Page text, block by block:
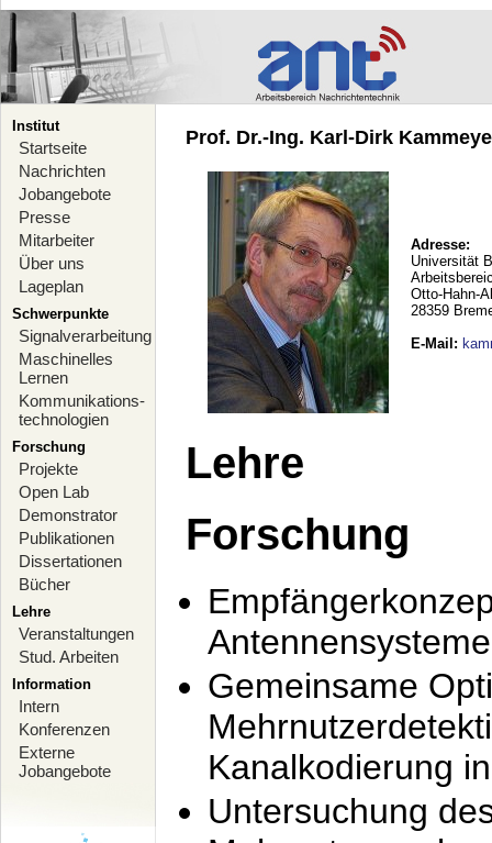
Institut
Startseite
Nachrichten
Jobangebote
Presse
Mitarbeiter
Über uns
Lageplan
Schwerpunkte
Signalverarbeitung
Maschinelles
Lernen
Kommunikations-
technologien
Forschung
Projekte
Open Lab
Demonstrator
Publikationen
Dissertationen
Bücher
Lehre
Veranstaltungen
Stud. Arbeiten
Information
Intern
Konferenzen
Externe
Jobangebote
Prof. Dr.-Ing. Karl-Dirk
Adresse:
Universität
Otto-Hahn-
28359
E-Mail :
Lehre
Forschung
Antennensysteme
Gemeinsame
Kanalkodierung
Untersuchung